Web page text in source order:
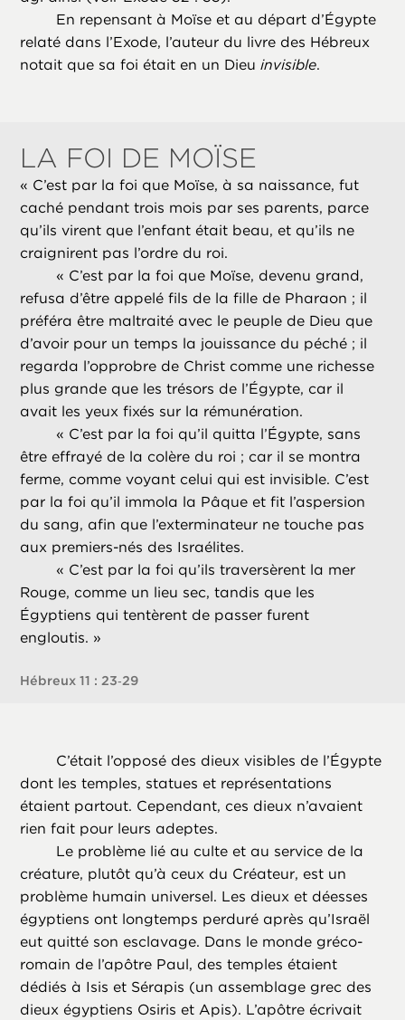
En repensant à Moïse et au départ d’Égypte
relaté dans l’Exode, l’auteur du livre des Hébreux
notait que sa foi était en un Dieuinvisible.
LA FOI DE MOÏSE
« C’est par la foi que Moïse, à sa naissance, fut
caché pendant trois mois par ses parents, parce
qu’ils virent que l’enfant était beau, et qu’ils ne
craignirent pas l’ordre du roi.
« C’est par la foi que Moïse, devenu grand,
refusa d’être appelé fils de la fille de Pharaon ; il
préféra être maltraité avec le peuple de Dieu que
d’avoir pour un temps la jouissance du péché ; il
regarda l’opprobre de Christ comme une richesse
plus grande que les trésors de l’Égypte, car il
avait les yeux fixés sur la rémunération.
« C’est par la foi qu’il quitta l’Égypte, sans
être effrayé de la colère du roi ; car il se montra
ferme, comme voyant celui qui est invisible. C’est
par la foi qu’il immola la Pâque et fit l’aspersion
du sang, afin que l’exterminateur ne touche pas
aux premiers-nés des Israélites.
« C’est par la foi qu’ils traversèrent la mer
Rouge, comme un lieu sec, tandis que les
Égyptiens qui tentèrent de passer furent
engloutis. »
Hébreux 11 : 23‑29
C’était l’opposé des dieux visibles de l’Égypte
dont les temples, statues et représentations
étaient partout. Cependant, ces dieux n’avaient
rien fait pour leurs adeptes.
Le problème lié au culte et au service de la
créature, plutôt qu’à ceux du Créateur, est un
problème humain universel. Les dieux et déesses
égyptiens ont longtemps perduré après qu’Israël
eut quitté son esclavage. Dans le monde gréco-
romain de l’apôtre Paul, des temples étaient
dédiés à Isis et Sérapis (un assemblage grec des
dieux égyptiens Osiris et Apis). L’apôtre écrivait